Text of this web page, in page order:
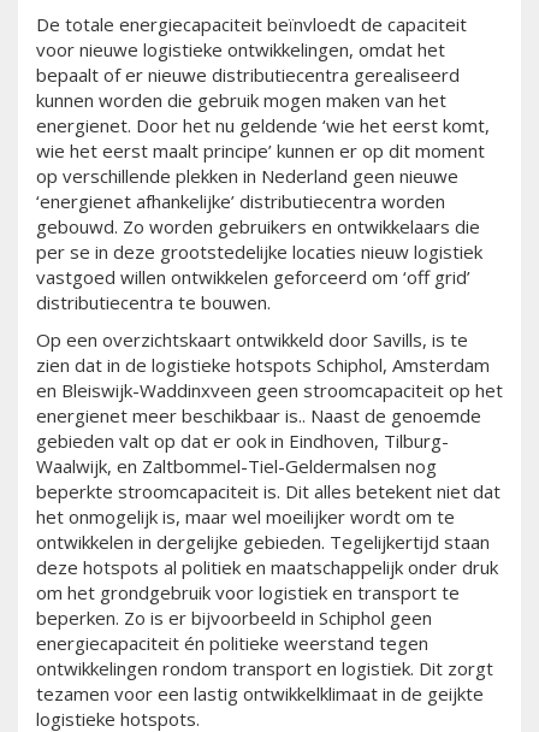
De totale energiecapaciteit beïnvloedt de capaciteit
voor nieuwe logistieke ontwikkelingen, omdat het
bepaalt of er nieuwe distributiecentra gerealiseerd
kunnen worden die gebruik mogen maken van het
energienet. Door het nu geldende ‘wie het eerst komt,
wie het eerst maalt principe’ kunnen er op dit moment
op verschillende plekken in Nederland geen nieuwe
‘energienet afhankelijke’ distributiecentra worden
gebouwd. Zo worden gebruikers en ontwikkelaars die
per se in deze grootstedelijke locaties nieuw logistiek
vastgoed willen ontwikkelen geforceerd om ‘off grid’
distributiecentra te bouwen.
Op een overzichtskaart ontwikkeld door Savills, is te
zien dat in de logistieke hotspots Schiphol, Amsterdam
en Bleiswijk-Waddinxveen geen stroomcapaciteit op het
energienet meer beschikbaar is.. Naast de genoemde
gebieden valt op dat er ook in Eindhoven, Tilburg-
Waalwijk, en Zaltbommel-Tiel-Geldermalsen nog
beperkte stroomcapaciteit is. Dit alles betekent niet dat
het onmogelijk is, maar wel moeilijker wordt om te
ontwikkelen in dergelijke gebieden. Tegelijkertijd staan
deze hotspots al politiek en maatschappelijk onder druk
om het grondgebruik voor logistiek en transport te
beperken. Zo is er bijvoorbeeld in Schiphol geen
energiecapaciteit én politieke weerstand tegen
ontwikkelingen rondom transport en logistiek. Dit zorgt
tezamen voor een lastig ontwikkelklimaat in de geijkte
logistieke hotspots.